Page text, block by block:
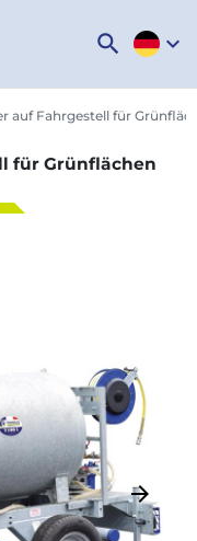
search expand_more
auf Fahrgestell für
für Grünflächen
Weiter
arrow_forward